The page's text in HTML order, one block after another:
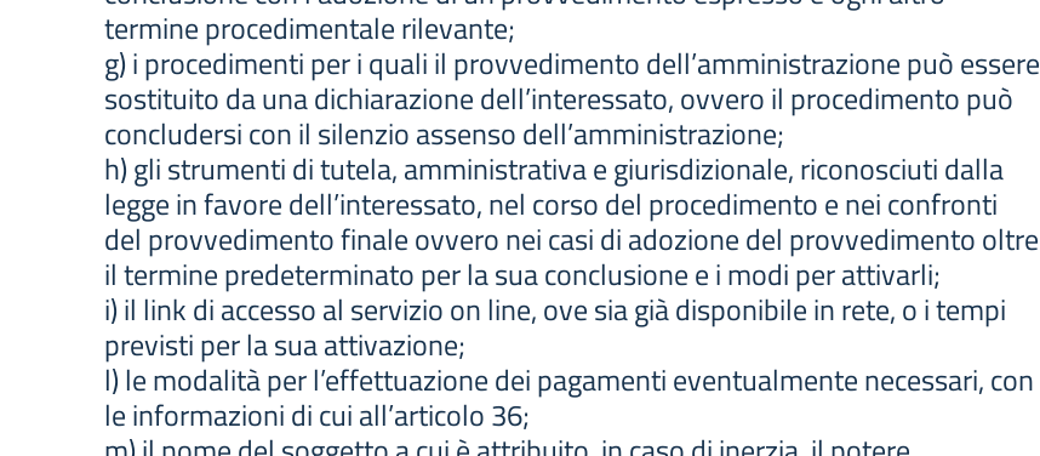
termine procedimentale rilevante;
g) i procedimenti per i quali il provvedimento dell’amministrazione può essere
sostituito da una dichiarazione dell’interessato, ovvero il procedimento può
concludersi con il silenzio assenso dell’amministrazione;
h) gli strumenti di tutela, amministrativa e giurisdizionale, riconosciuti dalla
legge in favore dell’interessato, nel corso del procedimento e nei confronti
del provvedimento finale ovvero nei casi di adozione del provvedimento oltre
il termine predeterminato per la sua conclusione e i modi per attivarli;
i) il link di accesso al servizio on line, ove sia già disponibile in rete, o i tempi
previsti per la sua attivazione;
l) le modalità per l’effettuazione dei pagamenti eventualmente necessari, con
le informazioni di cui all’articolo 36;